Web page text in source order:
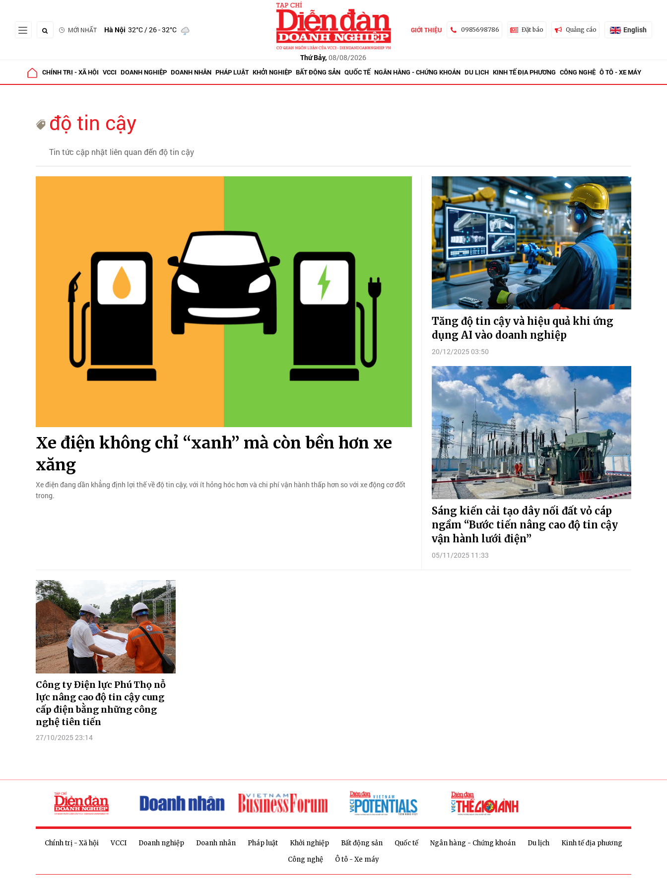
MỚI NHẤT Hà Nội 32°C/ 26 - 32°C
Thứ Bảy, 08/08/2026
GIỚI THIỆU 0985698786 Đặt báo Quảng cáo English
CHÍNH TRỊ - XÃ HỘI VCCI DOANH NGHIỆP DOANH NHÂN PHÁP LUẬT KHỞI NGHIỆP BẤT ĐỘNG SẢN QUỐC TẾ NGÂN HÀNG - CHỨNG KHOÁN DU LỊCH KINH TẾ ĐỊA PHƯƠNG CÔNG NGHỆ Ô TÔ - XE MÁY
độ tin cậy
Tin tức cập nhật liên quan đến độ tin cậy
Xe điện không chỉ “xanh” mà còn bền hơn xe
xăng
Xe điện đang dần khẳng định lợi thế về độ tin cậy, với ít hỏng hóc hơn và chi phí vận hành thấp hơn so với xe động cơ đốt
trong.
Tăng độ tin cậy và hiệu quả khi ứng
dụng AI vào doanh nghiệp
20/12/2025 03:50
Sáng kiến cải tạo dây nối đất vỏ cáp
ngầm “Bước tiến nâng cao độ tin cậy
vận hành lưới điện”
05/11/2025 11:33
Công ty Điện lực Phú Thọ nỗ
lực nâng cao độ tin cậy cung
cấp điện bằng những công
nghệ tiên tiến
27/10/2025 23:14
Chính trị - Xã hội VCCI Doanh nghiệp Doanh nhân Pháp luật Khởi nghiệp Bất động sản Quốc tế Ngân hàng - Chứng khoán Du lịch
Kinh tế địa phương
Công nghệ
Ô tô - Xe máy